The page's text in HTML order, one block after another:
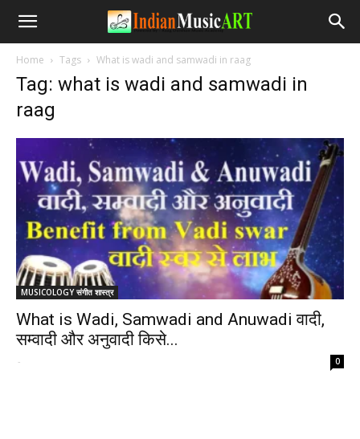
Home Tags What is wadi and samwadi in raag
Tag: what is wadi and samwadi in
raag
MUSICOLOGY संगीत शास्त्र
What is Wadi, Samwadi and Anuwadi वादी,
सम्वादी और अनुवादी किसे...
- 0